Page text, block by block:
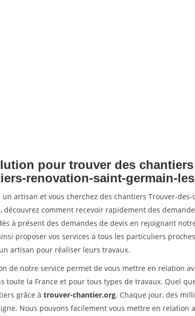
pour trouver des
renovation-saint-germain-
un artisan et vous cherchez des chantiers Trouver-
découvrez comment recevoir rapidement des
à présent des demandes de devis en rejoignant
proposer vos services à tous les particuliers
artisan pour réaliser leurs travaux.
de notre service permet de vous mettre en relation
toute la France et pour tous types de travaux. Quel
grâce à trouver-chantier.org. Chaque jour, des
Nous pouvons facilement vous mettre en relation